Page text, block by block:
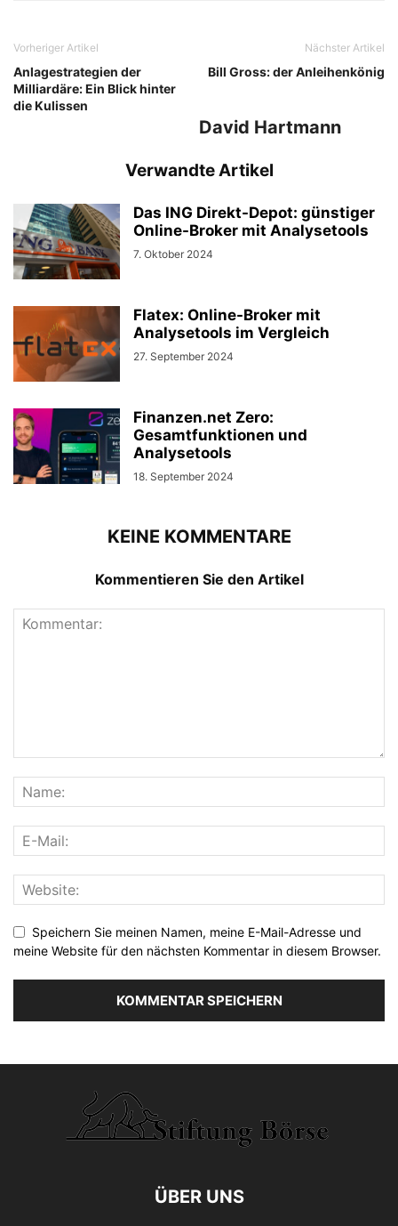
Vorheriger Artikel
Anlagestrategien der
Milliardäre: Ein Blick hinter
die Kulissen
Nächster Artikel
Bill Gross: der Anleihenkönig
David Hartmann
Verwandte Artikel
Das ING Direkt-Depot: günstiger
Online-Broker mit Analysetools
7. Oktober 2024
Flatex: Online-Broker mit
Analysetools im Vergleich
27. September 2024
Finanzen.net Zero:
Gesamtfunktionen und
Analysetools
18. September 2024
KEINE KOMMENTARE
Kommentieren Sie den Artikel
Speichern Sie meinen Namen, meine E-Mail-Adresse und
meine Website für den nächsten Kommentar in diesem Browser.
ÜBER UNS